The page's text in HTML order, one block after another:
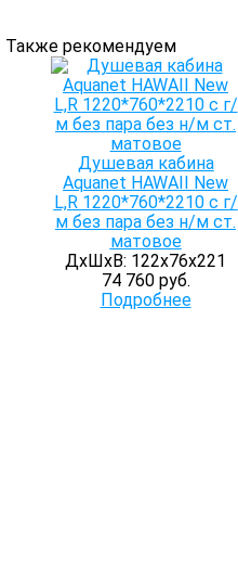
Также рекомендуем
Душевая кабина
Aquanet HAWAII New
L,R 1220*760*2210 с г/
м без пара без н/м ст.
матовое
ДхШхВ: 122х76х221
74 760 руб.
Подробнее